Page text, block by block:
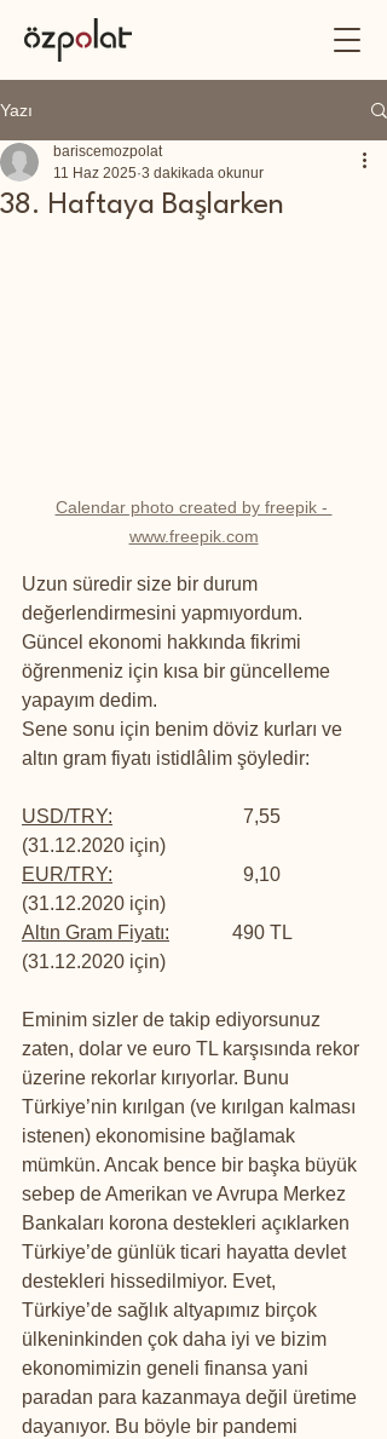
Yazı
38. Haftaya Başlarken
bariscemozpolat
11 Haz 2025 3 dakikada okunur
Calendar photo created by freepik -
www.freepik.com
Uzun süredir size bir durum
değerlendirmesini yapmıyordum.
Güncel ekonomi hakkında fikrimi
öğrenmeniz için kısa bir güncelleme
yapayım dedim.
Sene sonu için benim döviz kurları ve
altın gram fiyatı istidlâlim şöyledir:
USD/TRY: 7,55
(31.12.2020 için)
EUR/TRY: 9,10
(31.12.2020 için)
Altın Gram Fiyatı: 490 TL
(31.12.2020 için)
Eminim sizler de takip ediyorsunuz
zaten, dolar ve euro TL karşısında rekor
üzerine rekorlar kırıyorlar. Bunu
Türkiye’nin kırılgan (ve kırılgan kalması
istenen) ekonomisine bağlamak
mümkün. Ancak bence bir başka büyük
sebep de Amerikan ve Avrupa Merkez
Bankaları korona destekleri açıklarken
Türkiye’de günlük ticari hayatta devlet
destekleri hissedilmiyor. Evet,
Türkiye’de sağlık altyapımız birçok
ülkeninkinden çok daha iyi ve bizim
ekonomimizin geneli finansa yani
paradan para kazanmaya değil üretime
dayanıyor. Bu böyle bir pandemi